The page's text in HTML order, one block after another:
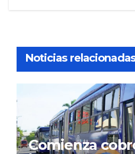
Noticias relacionadas
Comienza